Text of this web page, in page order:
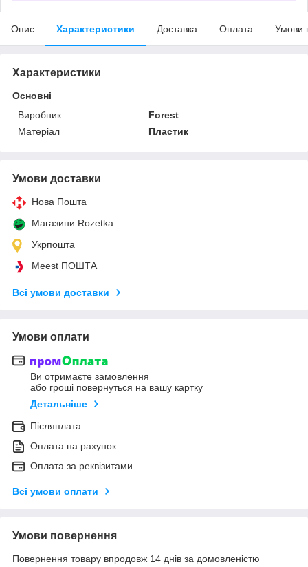
Опис Характеристики Доставка Оплата Умови
Характеристики
Основні
Виробник
Forest
Матеріал
Пластик
Умови доставки
Нова Пошта
Магазини Rozetka
Укрпошта
Meest ПОШТА
Всі умови доставки
Умови оплати
Ви отримаєте замовлення
або гроші повернуться на вашу картку
Детальніше
Післяплата
Оплата на рахунок
Оплата за реквізитами
Всі умови оплати
Умови повернення
Повернення товару впродовж 14 днів за домовленістю